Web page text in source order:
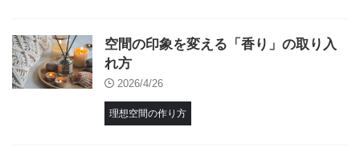
空間の印象を変える「香り」の取り入
れ方
2026/4/26
理想空間の作り方